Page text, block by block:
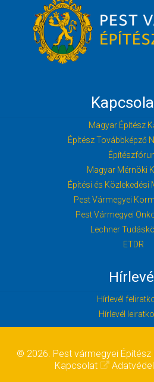
Magyar Építész
Építész Továbbképző
Magyar Mérnöki
Építési és Közlekedési
Pest Vármegyei
Pest Vármegyei
Lechner
ETDR
Hírlevél
Hírlevél
© 2026. Pest vármegyei Építész
Kapcsolat